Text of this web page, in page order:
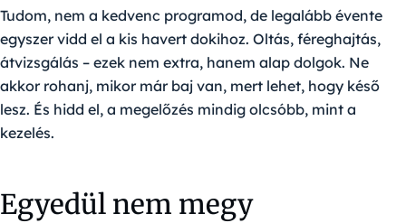
Tudom, nem a kedvenc programod, de legalább évente
egyszer vidd el a kis havert dokihoz. Oltás, féreghajtás,
átvizsgálás – ezek nem extra, hanem alap dolgok. Ne
akkor rohanj, mikor már baj van, mert lehet, hogy késő
lesz. És hidd el, a megelőzés mindig olcsóbb, mint a
kezelés.
Egyedül nem megy